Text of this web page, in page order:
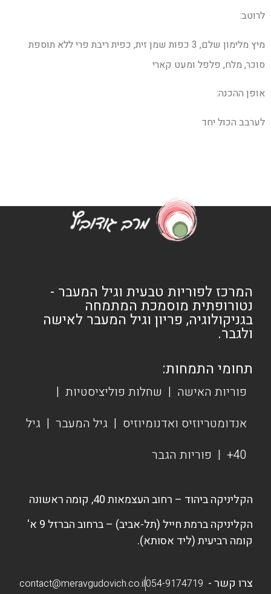
לרוטב:
מיץ מלימון שלם, 3 כפות שמן זית, כפית ריבת פרי ללא תוספת
סוכר, מלח, פלפל ומעט קארי
אופן ההכנה:
לערבב הכול יחד
המרכז לפוריות טבעית וגיל המעבר -
נטורופתית מוסמכת המתמחה
בגניקולוגיה, פריון וגיל המעבר לאישה
ולגבר.
תחומי התמחות:
פוריות האישה | שחלות פוליציסטיות |
אנדומטריוזיס ואדנומיוזיס | גיל המעבר | גיל
40+
| פוריות הגבר
הקליניקה ביהוד – רחוב העצמאות 40, קומה ראשונה
הקליניקה ברמת חייל (תל-אביב) – ברחוב הברזל 9 א'
קומה רביעית (ליד אסותא).
צרו קשר - 054-9174719
contact@meravgudovich.co.il